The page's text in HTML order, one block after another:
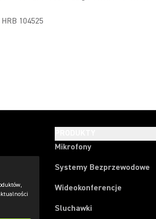
104525
Mikrofony
Systemy Bezprzewodowe
Wideokonferencje
Sluchawki